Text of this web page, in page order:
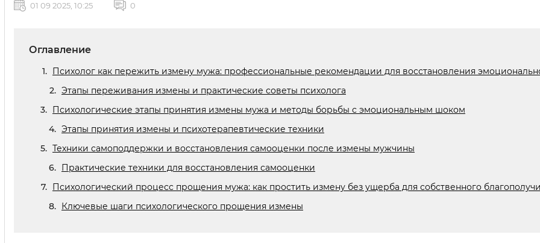
01 09 2025, 10:25 0
Оглавление
Психолог как пережить измену мужа: профессиональные рекомендации для восстановления
Этапы переживания измены и практические советы психолога
Психологические этапы принятия измены мужа и методы борьбы с эмоциональным шоком
Этапы принятия измены и психотерапевтические техники
Техники самоподдержки и восстановления самооценки после измены мужчины
Практические техники для восстановления самооценки
Психологический процесс прощения мужа: как простить измену без ущерба для собственного
Ключевые шаги психологического прощения измены